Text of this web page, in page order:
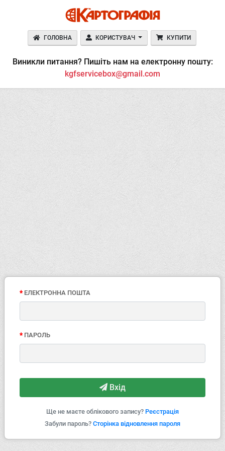
ГОЛОВНА КОРИСТУВАЧ КУПИТИ
Виникли питання? Пишіть нам на електронну пошту:
kgfservicebox@gmail.com
EЛЕКТРОННА ПОШТА
ПАРОЛЬ
Вхід
Ще не маєте облікового запису? Реєстрація
Забули пароль? Сторінка відновлення пароля